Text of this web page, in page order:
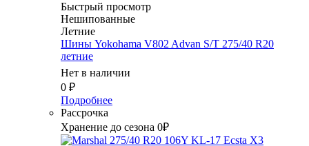
Быстрый просмотр
Нешипованные
Летние
Шины Yokohama V802 Advan S/T 275/40 R20
летние
Нет в наличии
0 ₽
Подробнее
Рассрочка
Хранение до сезона 0₽